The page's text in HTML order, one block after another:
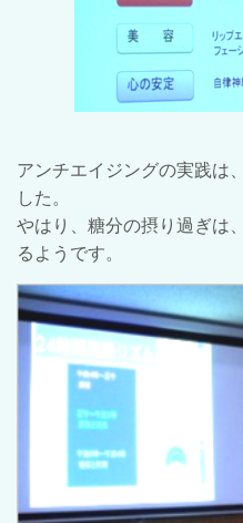
アンチエイジングの実践は
した。
やはり、糖分の摂り過ぎは
るようです。